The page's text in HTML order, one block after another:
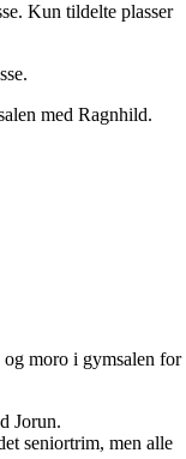
Kun tildelte plasser
med Ragnhild.
moro i gymsalen for
Jorun.
seniortrim, men alle